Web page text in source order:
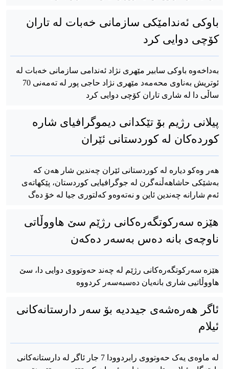
باوکی ئەندامێکی سازمانی خەبات لە تاران
کۆچی دوایی کرد
بەداخەوە باوکی سابیر مێهری نژاد ئەندامی سازمانی خەبات لە
ئوتریش بەناوی محەمەد مێهری نژاد حاجی پور لە تەمەنی 70
ساڵی دا لە شاری تاران کۆچی دوایی کرد
پیلانی رژیم بۆ تێکدانی دیموگرافیای شارە
کوردەکان لە کوردستانی ئێران
هەر وەکو دیارە لە کوردستانی ئێران چەندین شار هەن کە
بەشێکی حاشاهەڵنەگرن لە جوگرافیایی کوردستان، پێکهاتەی
ئەم شارانە چەندین ئاین و نەتەوەو کەلتوری جیا لە خۆ دەگ
هێزە سەرکوتگەرەکانی رژێم سێ هاووڵاتی
ناوچەی بانە دەس بەسەر دەکەن
هێزە سەرکوتگەرەکانی رژێم لە چەند حەوتووی دوایی دا، سێ
هاووڵاتیی شاری بانەیان دەسبەسەر کردووە
ئاگر هەرەشەی جیددیە بۆ سەر دارستانەکانی
ئیلام
لە ماوەی یەک حەوتووی رابردوودا 7 جار ئاگر لە دارستانەکانی